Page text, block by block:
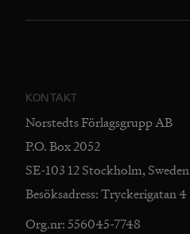
KONTAKT
Norstedts Förlagsgrupp AB
P.O. Box 2052
SE-103 12 Stockholm, Sweden
Besöksadress: Tryckerigatan 4
Org.nr: 556045-7748